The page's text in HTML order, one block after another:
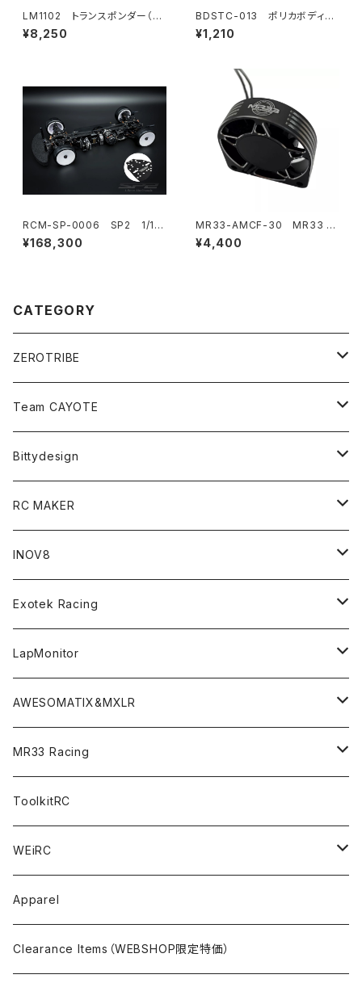
LM1102 トランスポンダー（ス
ポーツ/プロトタイプカー）
¥8,250
BDSTC-013 ポリカボディ塗
装用ステンシル 【Electronic
Circuit】
¥1,210
RCM-SP-0006 SP2 1/10
電動オンロードツーリングカ
ー 1.5mmアルミシャーシ仕様
¥168,300
MR33-AMCF-30 MR33 ア
ルミ ムーンスタイル ハイスピー
ドクーリングファン 30mm
¥4,400
CATEGORY
ZEROTRIBE
Zetricks（Spare & Optional）
T4 MID Conversion Kit
T4 FWD Conversion Kit
BD9 MID Conversion Kit
Option Parts For TRF420,420X
Option Parts For TA08/TA08R
TA08
TA08R
Option Parts For XRAY T4
Option Parts For YOKOMO BD9
Option Parts For YOKOMO BD8
Accessories
Discontinued Products
Option Parts For A800R
Team CAYOTE
Batteries
Merchandise
Accessories
CREST ESC
CREST X EVO
CRESR RS120
CREST Stocki Motor
CREST Modi Motor
Special Set（ZEROTRIBEオリジナル）
Bittydesign
On-Road Clear Body＜オンロード用ボディ＞
GT8 （1/8 W/B325mm,W/B360mm）
LMH （1/10 190mm）
M-Chassis（1/10 W/B210-225mm）
F1（1/10）
Liquid Mask＜リキッドマスク＞
Accessories＜バッグ/その他製品＞
Stencils＜エアブラシ用ステンシル＞
RC MAKER
SP2＜組立キット／スペアー＆オプションパーツ＞
SP1＜組立キット／スペアー＆オプションパーツ＞
SP1-F＜組立キット／スペアー＆オプションパーツ＞
Awesomatix
A800MMX
A800R
XRAY
X4
X4F
Accessories
YOKOMO
BD12
BD11
MUGEN
MTC2
SANWA
INOV8
Bodyshell Accessories
Setup Tools
Pit Accessories
Radio Accessories
Option Parts
Electronics
Tire Cleaner/Additive
Exotek Racing
Bodies
F1ULTRA
RUBBER TIRES＆WHEEL
LapMonitor
Decoder
Transponder
Accessories
AWESOMATIX&MXLR
A800R（KIT＆Spare & Optional）
A12（KIT＆Spare & Optional）
MR33 Racing
Chemicals＜ケミカル＞
Shock Oil＜ショックオイル＞
Diff Oil＜デフオイル＞
Tires＜タイヤ関連＞
Additive＜グリップ剤＞
Glue＜瞬間接着剤＞
OptionParts＜オプションパーツ＞
AWESOMATIX A800R＜A800R用オプション＞
Accessories＜アクセサリー＞
ToolkitRC
WEiRC
Spring Steel Chassis
DLC Black Spring Steel Chassis
Apparel
Clearance Items（WEBSHOP限定特価）